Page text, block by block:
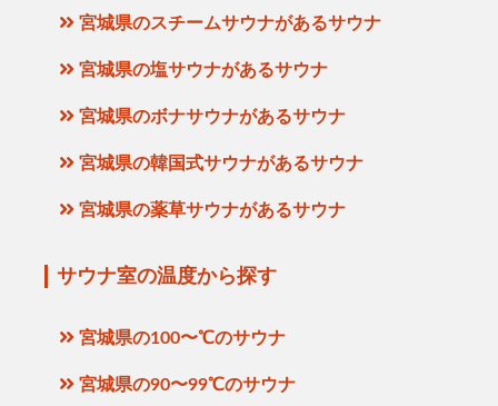
宮城県のスチームサウナがあるサウナ
宮城県の塩サウナがあるサウナ
宮城県のボナサウナがあるサウナ
宮城県の韓国式サウナがあるサウナ
宮城県の薬草サウナがあるサウナ
サウナ室の温度から探す
宮城県の100〜℃のサウナ
宮城県の90〜99℃のサウナ